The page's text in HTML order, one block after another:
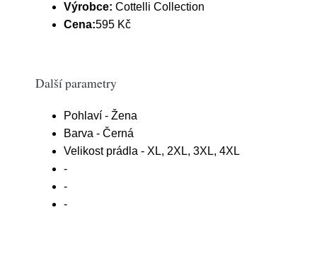
Výrobce: Cottelli Collection
Cena:595 Kč
Další parametry
Pohlaví - Žena
Barva - Černá
Velikost prádla - XL, 2XL, 3XL, 4XL
-
-
-